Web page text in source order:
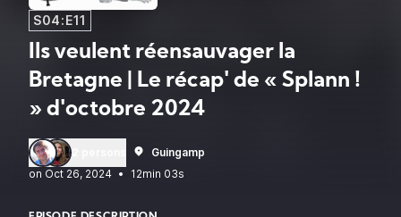
S04:E11
Ils veulent réensauvager la
Bretagne | Le récap' de « Splann !
» d'octobre 2024
Guingamp
•
12min 03s